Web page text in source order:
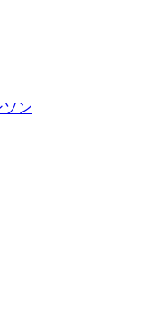
ン